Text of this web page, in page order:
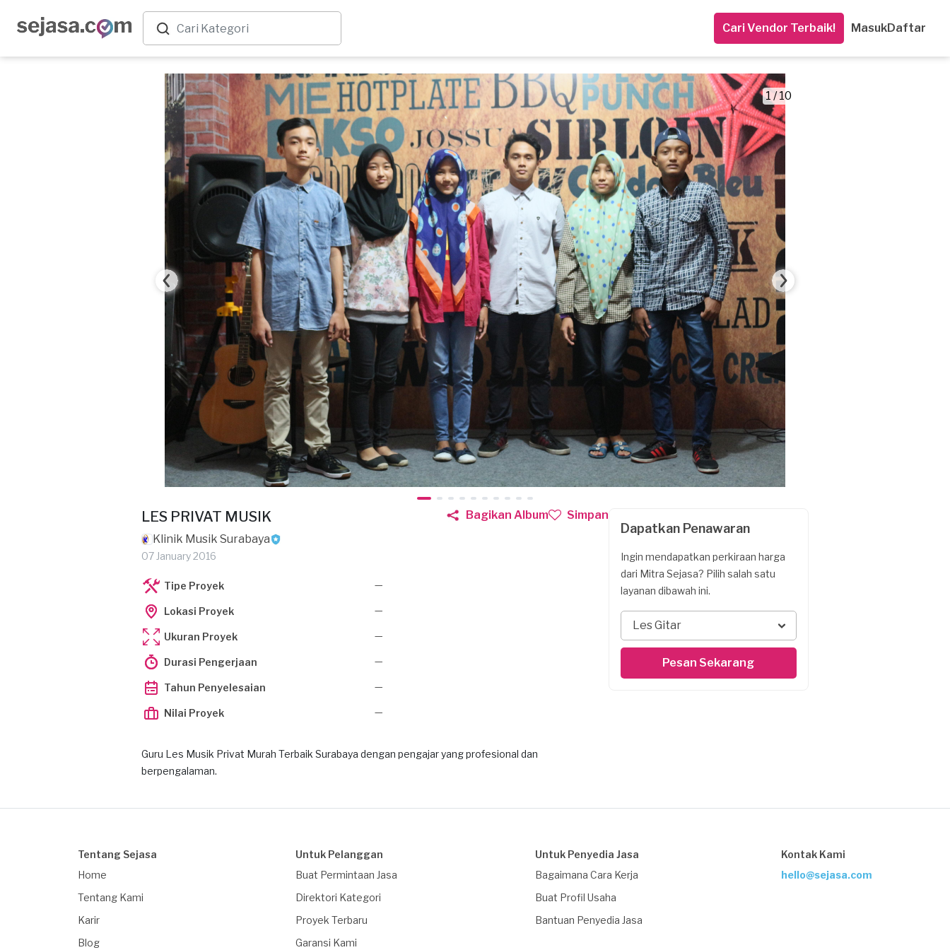
Cari Vendor Terbaik! MasukDaftar
1 / 10
LES PRIVAT MUSIK
Klinik Musik Surabaya
07 January 2016
Bagikan Album Simpan
Tipe Proyek —
Lokasi Proyek —
Ukuran Proyek —
Durasi Pengerjaan —
Tahun Penyelesaian —
Nilai Proyek —
Guru Les Musik Privat Murah Terbaik Surabaya dengan pengajar yang profesional dan
berpengalaman.
Dapatkan Penawaran
Ingin mendapatkan perkiraan harga
dari Mitra Sejasa? Pilih salah satu
layanan dibawah ini.
Les Gitar
Pesan Sekarang
Tentang Sejasa
Home
Tentang Kami
Karir
Blog
Untuk Pelanggan
Buat Permintaan Jasa
Direktori Kategori
Proyek Terbaru
Garansi Kami
Untuk Penyedia Jasa
Bagaimana Cara Kerja
Buat Profil Usaha
Bantuan Penyedia Jasa
Kontak Kami
hello@sejasa.com